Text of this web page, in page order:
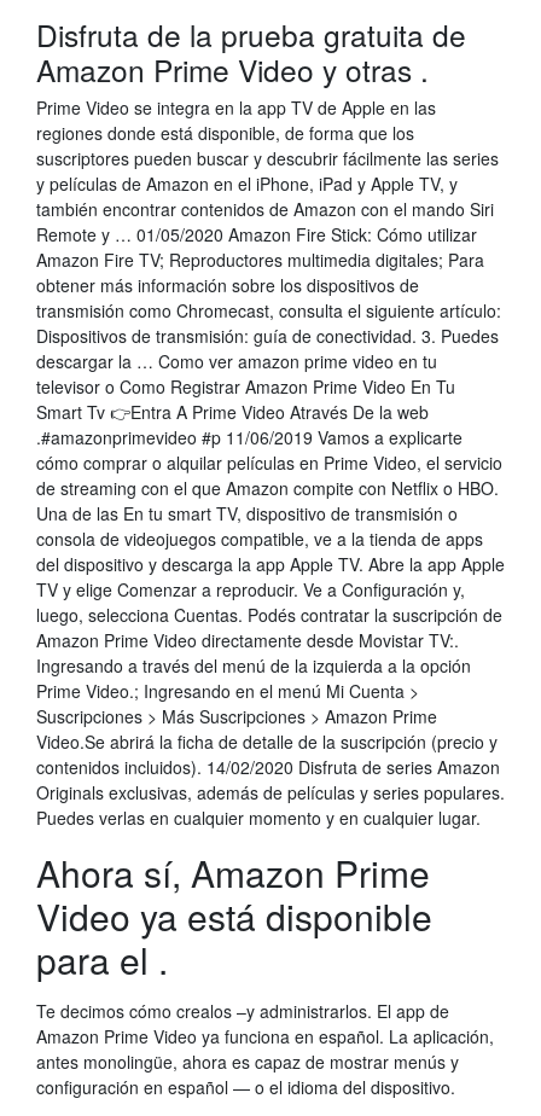
Disfruta de la prueba gratuita de
Amazon Prime Video y otras .
Prime Video se integra en la app TV de Apple en las
regiones donde está disponible, de forma que los
suscriptores pueden buscar y descubrir fácilmente las series
y películas de Amazon en el iPhone, iPad y Apple TV, y
también encontrar contenidos de Amazon con el mando Siri
Remote y … 01/05/2020 Amazon Fire Stick: Cómo utilizar
Amazon Fire TV; Reproductores multimedia digitales; Para
obtener más información sobre los dispositivos de
transmisión como Chromecast, consulta el siguiente artículo:
Dispositivos de transmisión: guía de conectividad. 3. Puedes
descargar la … Como ver amazon prime video en tu
televisor o Como Registrar Amazon Prime Video En Tu
Smart Tv 👉Entra A Prime Video Através De la web
.#amazonprimevideo #p 11/06/2019 Vamos a explicarte
cómo comprar o alquilar películas en Prime Video, el servicio
de streaming con el que Amazon compite con Netflix o HBO.
Una de las En tu smart TV, dispositivo de transmisión o
consola de videojuegos compatible, ve a la tienda de apps
del dispositivo y descarga la app Apple TV. Abre la app Apple
TV y elige Comenzar a reproducir. Ve a Configuración y,
luego, selecciona Cuentas. Podés contratar la suscripción de
Amazon Prime Video directamente desde Movistar TV:.
Ingresando a través del menú de la izquierda a la opción
Prime Video.; Ingresando en el menú Mi Cuenta >
Suscripciones > Más Suscripciones > Amazon Prime
Video.Se abrirá la ficha de detalle de la suscripción (precio y
contenidos incluidos). 14/02/2020 Disfruta de series Amazon
Originals exclusivas, además de películas y series populares.
Puedes verlas en cualquier momento y en cualquier lugar.
Ahora sí, Amazon Prime
Video ya está disponible
para el .
Te decimos cómo crealos –y administrarlos. El app de
Amazon Prime Video ya funciona en español. La aplicación,
antes monolingüe, ahora es capaz de mostrar menús y
configuración en español — o el idioma del dispositivo.